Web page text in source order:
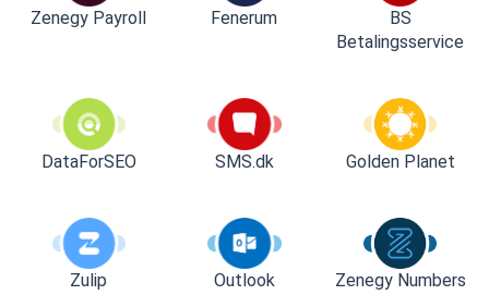
Zenegy Payroll Fenerum
BS
Betalingsservice
DataForSEO SMS.dk Golden Planet
Zulip Outlook Zenegy Numbers